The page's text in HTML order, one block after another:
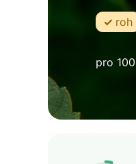
roh
pro